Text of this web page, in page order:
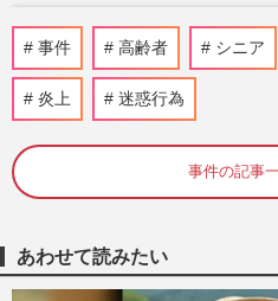
《新型コロナ
ク大”な脅威「
危険」決定的
週刊女性2026年8月
《熱中症》我
注意！「水分
週刊女性2026年6月
事件 高齢者 シニア
炎上 迷惑行為
事件の記事
あわせて読みたい